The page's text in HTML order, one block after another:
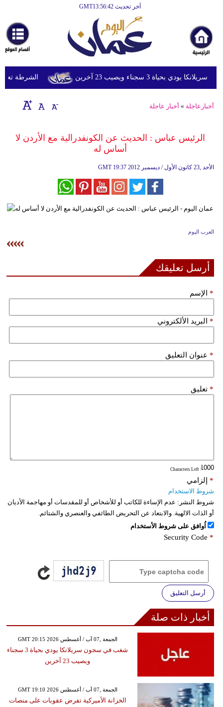
آخر تحديث GMT13:56:42
أخبارعاجلة
رياضة
ثقافة
إقتصاد
وموسيقى
سياحة
تعليم
علوم
وتكنولوجيا
بيئة
فيديو
الشرطة تعتقل بحياة 3 سجناء ويصيب 23 آخرين
أخبارعاجلة » أخبار عاجلة
الرئيس عباس : الحديث عن الكونفدرالية مع الأردن لا
أساس له
GMT 19:37 2012 الأحد ,23 كانون الأول / ديسمبر
العرب اليوم
أرسل تعليقك
الإسم *
البريد الألكتروني *
عنوان التعليق *
تعليق *
: Characters Left
إلزامي *
شروط الاستخدام
شروط النشر: عدم الإساءة للكاتب أو للأشخاص أو للمقدسات أو مهاجمة الأديان
أو الذات الالهية. والابتعاد عن التحريض الطائفي والعنصري والشتائم.
اُوافق على شروط الأستخدام
Security Code *
أرسل التعليق
أخبار ذات صلة
GMT 20:15 2026 الجمعة ,07 آب / أغسطس
شغب في سجون سريلانكا يودي بحياة 3 سجناء
ويصيب 23 آخرين
GMT 19:10 2026 الجمعة ,07 آب / أغسطس
الخزانة الأميركية تفرض عقوبات على منصات